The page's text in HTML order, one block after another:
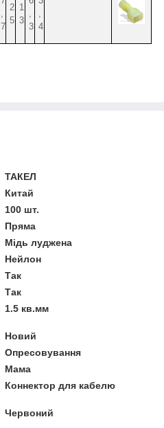
,
7
2
5
1
3
,
3
,
4
ТАКЕЛ
Китай
100 шт.
Пряма
Мідь луджена
Нейлон
Так
Так
1.5 кв.мм
Новий
Опресовування
Мама
Коннектор для кабелю
Червоний